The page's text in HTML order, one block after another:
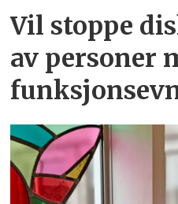
Vil stoppe
av personer